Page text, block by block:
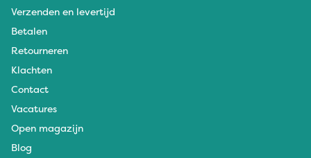
Verzenden en levertijd
Betalen
Retourneren
Klachten
Contact
Vacatures
Open magazijn
Blog